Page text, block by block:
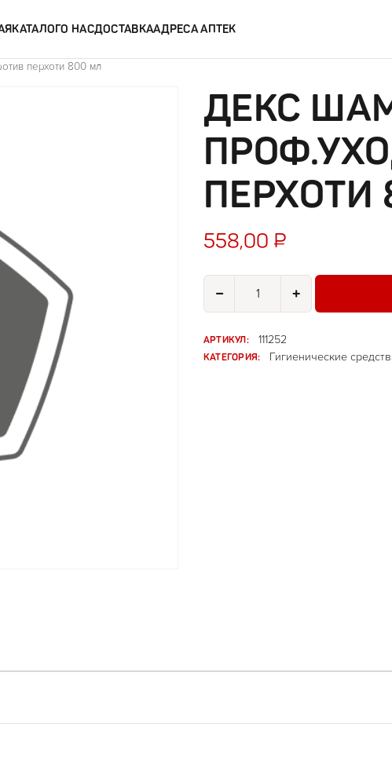
КАТАЛОГО НАСДОСТАВКААДРЕСА АПТЕК
перхоти 800 мл
ДЕКС
ПЕРХОТИ
558,00 ₽
−
Количество товара Декс
+
АРТИКУЛ:
111252
КАТЕГОРИЯ:
Гигиенические